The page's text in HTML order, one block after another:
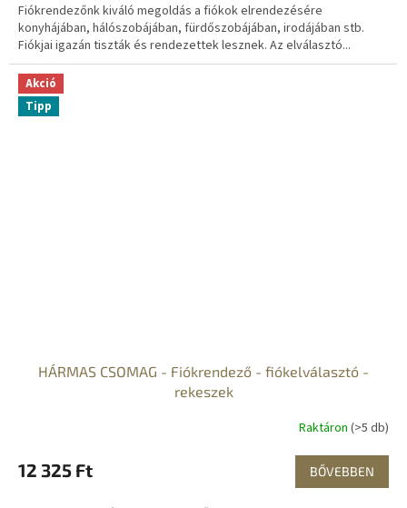
Fiókrendezőnk kiváló megoldás a fiókok elrendezésére
konyhájában, hálószobájában, fürdőszobájában, irodájában stb.
Fiókjai igazán tiszták és rendezettek lesznek. Az elválasztó...
Akció
Tipp
HÁRMAS CSOMAG - Fiókrendező - fiókelválasztó -
rekeszek
Raktáron (>5 db)
12 325 Ft BŐVEBBEN